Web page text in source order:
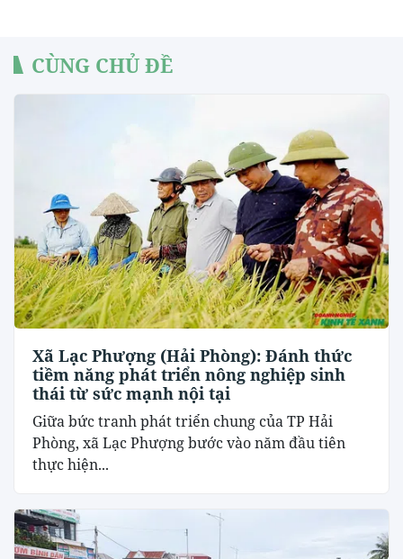
CÙNG CHỦ ĐỀ
Xã Lạc Phượng (Hải Phòng): Đánh thức
tiềm năng phát triển nông nghiệp sinh
thái từ sức mạnh nội tại
​Giữa bức tranh phát triển chung của TP Hải
Phòng, xã Lạc Phượng bước vào năm đầu tiên
thực hiện...